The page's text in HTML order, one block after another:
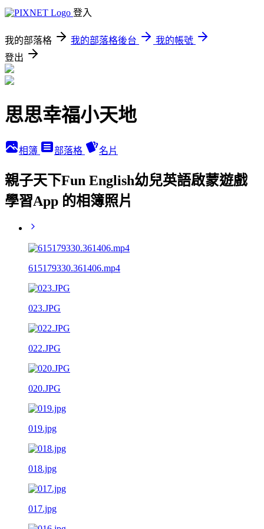
登入
我的部落格 我的部落格後台
我的帳號
登出
思思幸福小天地
相簿 部落格 名片
親子天下Fun English幼兒英語啟蒙遊戲
學習App 的相簿照片
615179330.361406.mp4
023.JPG
022.JPG
020.JPG
019.jpg
018.jpg
017.jpg